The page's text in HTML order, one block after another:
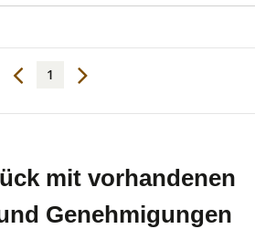
1
mit vorhandenen
Genehmigungen